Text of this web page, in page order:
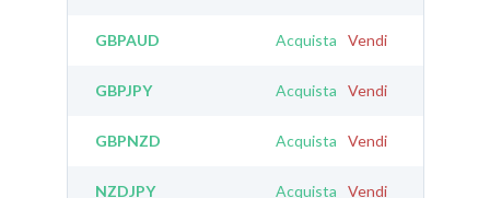
GBPAUD Acquista Vendi
GBPJPY Acquista Vendi
GBPNZD Acquista Vendi
NZDJPY Acquista Vendi